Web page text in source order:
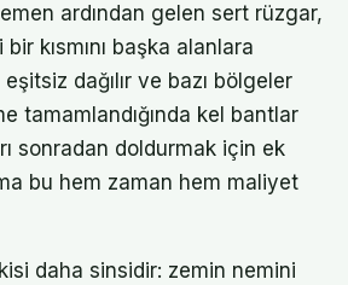
ardından gelen sert rüzgar,
kısmını başka alanlara
dağılır ve bazı bölgeler
tamamlandığında kel bantlar
sonradan doldurmak için ek
bu hem zaman hem maliyet
daha sinsidir: zemin nemini